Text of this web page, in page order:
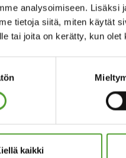
analysoimiseen. Lisäksi
tietoja siitä, miten käytät
tai joita on kerätty, kun olet
kaikki